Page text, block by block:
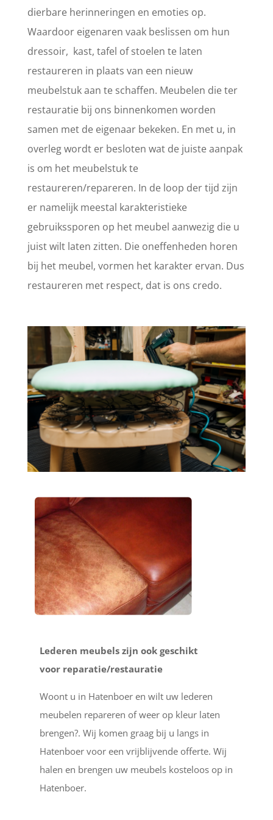
dierbare herinneringen en emoties op.
Waardoor eigenaren vaak beslissen om hun
dressoir, kast, tafel of stoelen te laten
restaureren in plaats van een nieuw
meubelstuk aan te schaffen. Meubelen die ter
restauratie bij ons binnenkomen worden
samen met de eigenaar bekeken. En met u, in
overleg wordt er besloten wat de juiste aanpak
is om het meubelstuk te
restaureren/repareren. In de loop der tijd zijn
er namelijk meestal karakteristieke
gebruikssporen op het meubel aanwezig die u
juist wilt laten zitten. Die oneffenheden horen
bij het meubel, vormen het karakter ervan. Dus
restaureren met respect, dat is ons credo.
Lederen meubels zijn ook geschikt
voor reparatie/restauratie
Woont u in Hatenboer en wilt uw lederen
meubelen repareren of weer op kleur laten
brengen?. Wij komen graag bij u langs in
Hatenboer voor een vrijblijvende offerte. Wij
halen en brengen uw meubels kosteloos op in
Hatenboer.